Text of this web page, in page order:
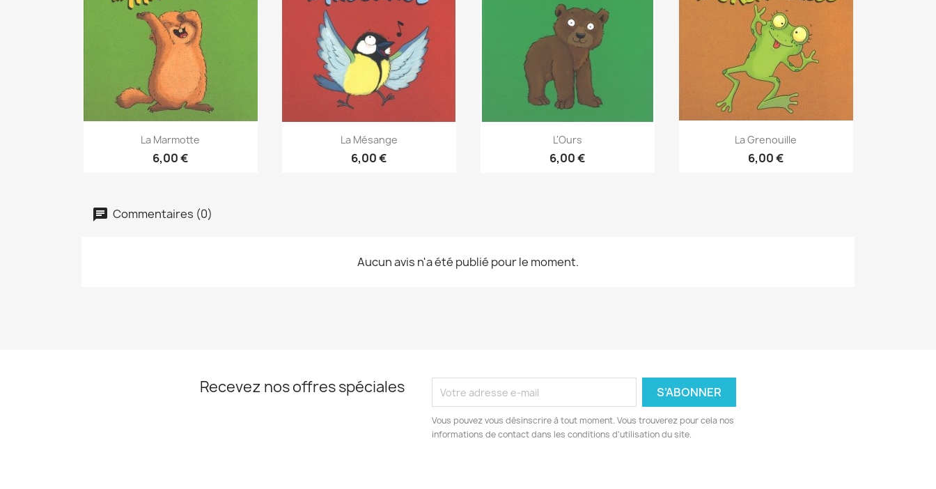
Aperçu rapide
La Marmotte
6,00 €
Aperçu rapide
La Mésange
6,00 €
Aperçu rapide
L'Ours
6,00 €
Aperçu rapide
La Grenouille
6,00 €
Commentaires (0)
Aucun avis n'a été publié pour le moment.
Recevez nos offres spéciales
Vous pouvez vous désinscrire à tout moment. Vous trouverez pour cela nos
informations de contact dans les conditions d'utilisation du site.